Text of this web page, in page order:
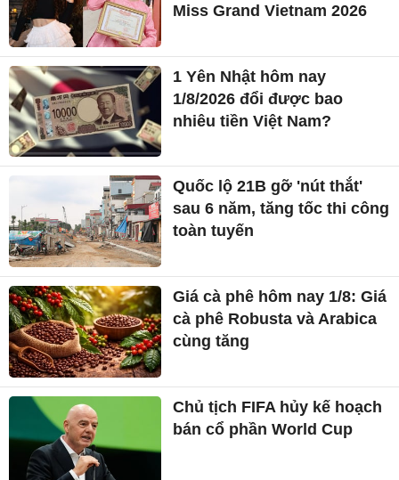
Miss Grand Vietnam 2026
1 Yên Nhật hôm nay
1/8/2026 đổi được bao
nhiêu tiền Việt Nam?
Quốc lộ 21B gỡ 'nút thắt'
sau 6 năm, tăng tốc thi công
toàn tuyến
Giá cà phê hôm nay 1/8: Giá
cà phê Robusta và Arabica
cùng tăng
Chủ tịch FIFA hủy kế hoạch
bán cổ phần World Cup